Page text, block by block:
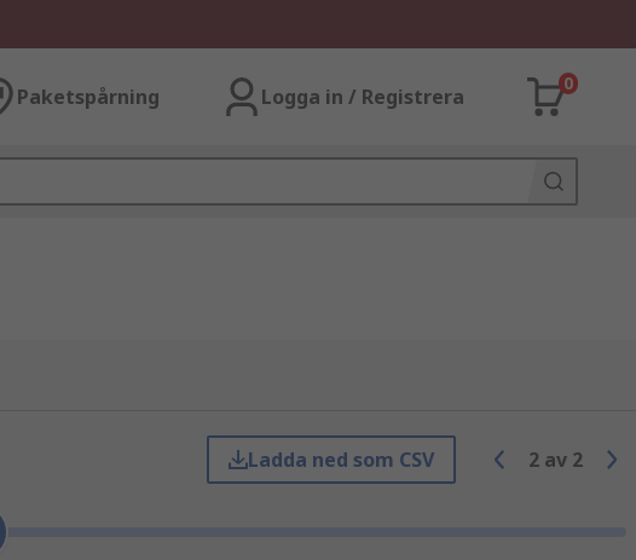
Paketspårning Logga in / Registrera
0
Ladda ned som CSV 2 av 2